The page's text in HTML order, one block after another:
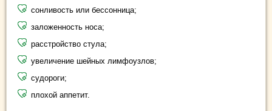
сонливость или бессонница;
заложенность носа;
расстройство стула;
увеличение шейных лимфоузлов;
судороги;
плохой аппетит.